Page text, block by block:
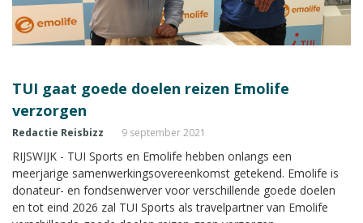
TUI gaat goede doelen reizen Emolife
verzorgen
Redactie Reisbizz 9 september 2021
RIJSWIJK - TUI Sports en Emolife hebben onlangs een
meerjarige samenwerkingsovereenkomst getekend. Emolife is
donateur- en fondsenwerver voor verschillende goede doelen
en tot eind 2026 zal TUI Sports als travelpartner van Emolife